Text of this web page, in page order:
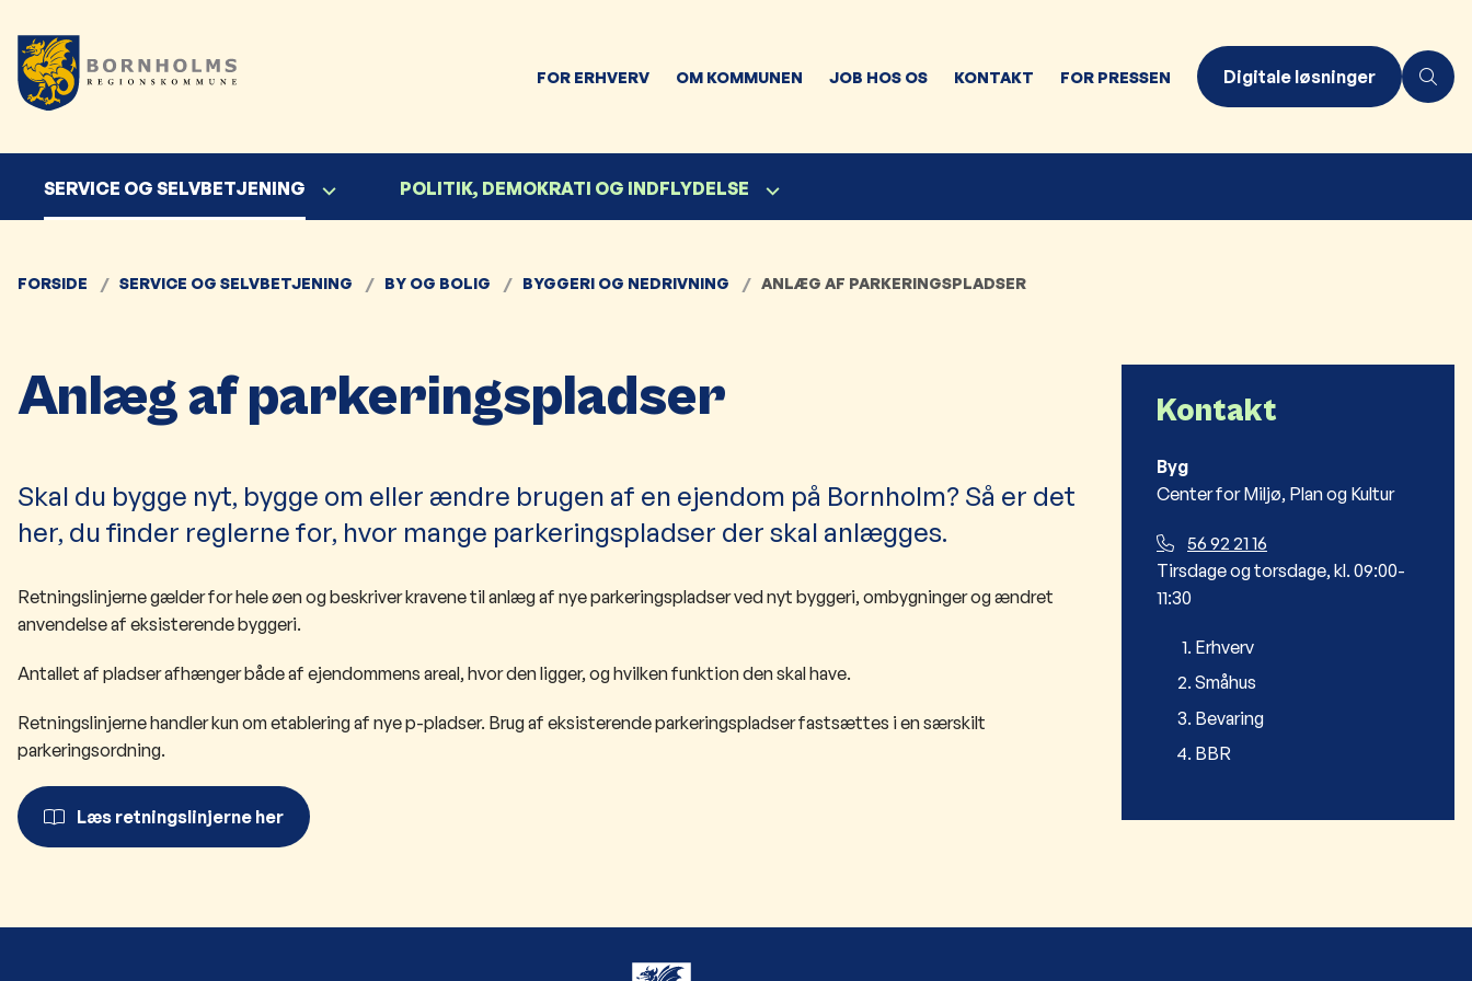
FOR ERHVERV OM KOMMUNEN JOB HOS OS KONTAKT FOR PRESSEN Digitale løsninger
SERVICE OG SELVBETJENING POLITIK, DEMOKRATI OG INDFLYDELSE
FORSIDE SERVICE OG SELVBETJENING BY OG BOLIG BYGGERI OG NEDRIVNING ANLÆG AF PARKERINGSPLADSER
Anlæg af parkeringspladser
Skal du bygge nyt, bygge om eller ændre brugen af en ejendom på Bornholm? Så er det
her, du finder reglerne for, hvor mange parkeringspladser der skal anlægges.
Retningslinjerne gælder for hele øen og beskriver kravene til anlæg af nye parkeringspladser ved nyt byggeri, ombygninger og ændret
anvendelse af eksisterende byggeri.
Antallet af pladser afhænger både af ejendommens areal, hvor den ligger, og hvilken funktion den skal have.
Retningslinjerne handler kun om etablering af nye p-pladser. Brug af eksisterende parkeringspladser fastsættes i en særskilt
parkeringsordning.
Læs retningslinjerne her
Kontakt
Byg
Center for Miljø, Plan og Kultur
56 92 21 16
Tirsdage og torsdage, kl. 09:00-
11:30
Erhverv
Småhus
Bevaring
BBR